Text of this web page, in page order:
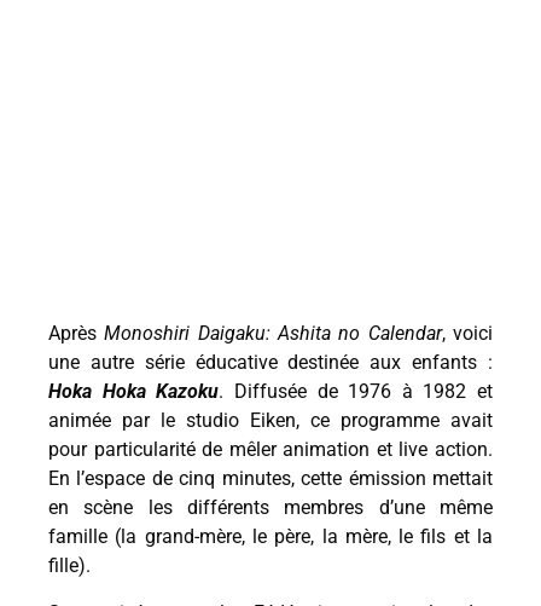
AprèsMonoshiri Daigaku: Ashita no Calendar, voici
une autre série éducative destinée aux enfants :
Hoka Hoka Kazoku. Diffusée de 1976 à 1982 et
animée par le studio Eiken, ce programme avait
pour particularité de mêler animation et live action.
En l’espace de cinq minutes, cette émission mettait
en scène les différents membres d’une même
famille (la grand-mère, le père, la mère, le fils et la
fille).